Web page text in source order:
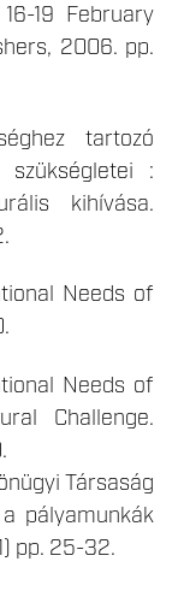
19 February
2006. pp.
tartozó
:
kihívása.
Needs of
Needs of
Challenge.
Társaság
pályamunkák
pp. 25-32.